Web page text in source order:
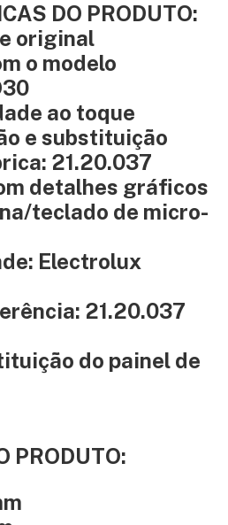
DO PRODUTO:
original
o modelo
ao toque
e substituição
21.20.037
detalhes gráficos
teclado de micro-
Electrolux
21.20.037
do painel de
PRODUTO: